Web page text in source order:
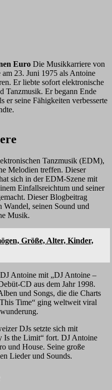
Euro Die Musikkarriere von
23. Juni 1975 als Antoine
Er liebte sofort elektronische
Tanzmusik. Er begann Ende
er seine Fähigkeiten verbesserte
Tanzmusik (EDM),
Melodien treffen. Dieser
sich in der EDM-Szene mit
Einfallsreichtum und seiner
Dieser Blogbeitrag
seinen Sound und
Musik.
Größe, Alter, Kinder,
Antoine mit „DJ Antoine –
CD aus dem Jahr 1998.
und Songs, die die Charts
Time“ ging weltweit viral
DJs setzte sich mit
Is the Limit“ fort. DJ Antoine
und House. Seine große
Lieder und Sounds.